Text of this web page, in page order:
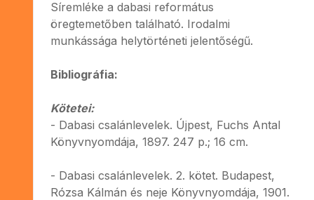
Síremléke a dabasi református
öregtemetőben található. Irodalmi
munkássága helytörténeti jelentőségű.
Bibliográfia:
Kötetei:
- Dabasi csalánlevelek. Újpest, Fuchs Antal
Könyvnyomdája, 1897. 247 p.; 16 cm.
- Dabasi csalánlevelek. 2. kötet. Budapest,
Rózsa Kálmán és neje Könyvnyomdája, 1901.